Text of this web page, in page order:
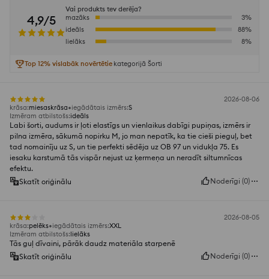
4,9/5
Vai produkts tev derēja?
mazāks
3%
ideāls
88%
lielāks
8%
Top 12% vislabāk novērtētie kategorijā Šorti
2026-08-06
krāsa:miesaskrāsa iegādātais izmērs:S
Izmēram atbilstošs:ideāls
Labi šorti, audums ir ļoti elastīgs un vienlaikus dabīgi pupiņas, izmērs ir
pilna izmēra, sākumā nopirku M, jo man nepatīk, ka tie cieši pieguļ, bet
tad nomainīju uz S, un tie perfekti sēdēja uz OB 97 un vidukļa 75. Es
iesaku karstumā tās vispār nejust uz ķermeņa un neradīt siltumnīcas
efektu.
Skatīt oriģinālu
Noderīgi (0)
2026-08-05
krāsa:pelēks iegādātais izmērs:XXL
Izmēram atbilstošs:lielāks
Tās guļ dīvaini, pārāk daudz materiāla starpenē
Skatīt oriģinālu
Noderīgi (0)